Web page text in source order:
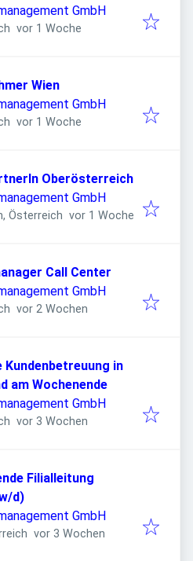
GmbH
Veröffentlicht
vor 1 Woche
Wien
GmbH
Veröffentlicht
vor 1 Woche
Oberösterreich
GmbH
Österreich Veröffentlicht
vor 1 Woche
Call Center
GmbH
Veröffentlicht
vor 2 Wochen
Kundenbetreuung in
am Wochenende
GmbH
Veröffentlicht
vor 3 Wochen
Filialleitung
d)
GmbH
Veröffentlicht
vor 3 Wochen